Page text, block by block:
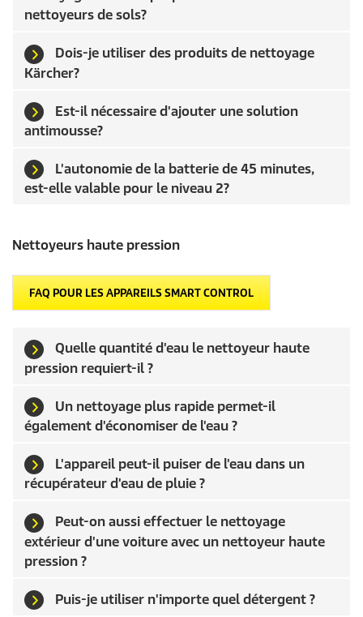
nettoyeurs de sols?
Dois-je utiliser des produits de nettoyage
Kärcher?
Est-il nécessaire d'ajouter une solution
antimousse?
L'autonomie de la batterie de 45 minutes,
est-elle valable pour le niveau 2?
Nettoyeurs haute pression
FAQ POUR LES APPAREILS SMART CONTROL
Quelle quantité d'eau le nettoyeur haute
pression requiert-il ?
Un nettoyage plus rapide permet-il
également d'économiser de l'eau ?
L'appareil peut-il puiser de l'eau dans un
récupérateur d'eau de pluie ?
Peut-on aussi effectuer le nettoyage
extérieur d'une voiture avec un nettoyeur haute
pression ?
Puis-je utiliser n'importe quel détergent ?